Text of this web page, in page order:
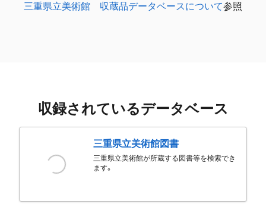
三重県立美術館 収蔵品データベースについて参照
収録されているデータベース
三重県立美術館図書
三重県立美術館が所蔵する図書等を検索でき
ます。